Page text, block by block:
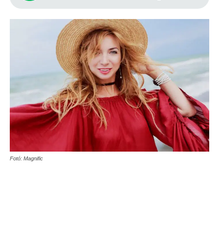
Fotó: Magnific